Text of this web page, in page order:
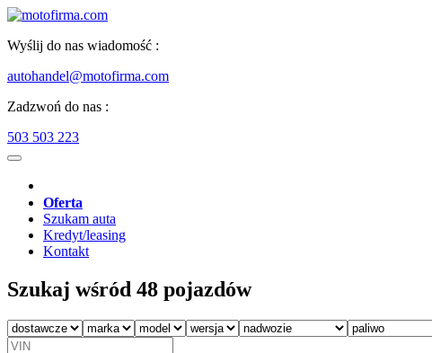
Wyślij do nas wiadomość :
autohandel@motofirma.com
Zadzwoń do nas :
503 503 223
Oferta
Szukam auta
Kredyt/leasing
Kontakt
Szukaj wśród 48 pojazdów